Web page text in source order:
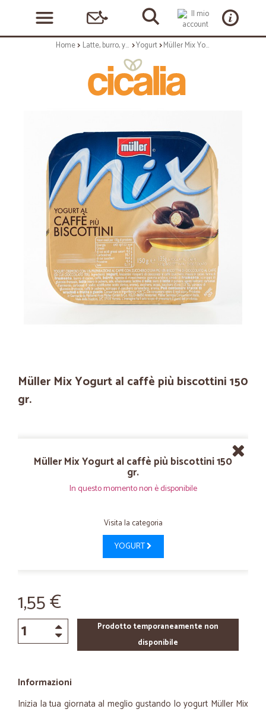
Home Latte, burro, yogurt Yogurt Müller Mix Yogurt al caffè più biscottini 150 gr.
Müller Mix Yogurt al caffè più biscottini 150
gr.
Müller Mix Yogurt al caffè più biscottini 150
gr.
In questo momento non è disponibile
Visita la categoria
YOGURT
1,55 €
Prodotto temporaneamente non
disponibile
Informazioni
Inizia la tua giornata al meglio gustando lo yogurt Müller Mix